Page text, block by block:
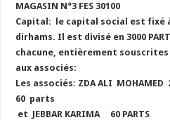
MAGASIN N°3 FES 30100
Capital: le capital social est fixé à
dirhams. Il est divisé en 3000
chacune, entièrement
aux associés:
Les associés: ZDA ALI MOHAMED
60 parts
et JEBBAR KARIMA 60 PARTS